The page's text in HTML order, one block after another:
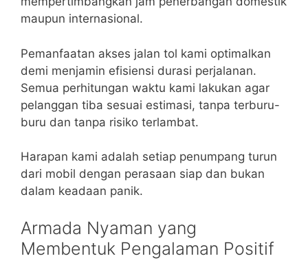
maupun internasional.
Pemanfaatan akses jalan tol kami optimalkan
demi menjamin efisiensi durasi perjalanan.
Semua perhitungan waktu kami lakukan agar
pelanggan tiba sesuai estimasi, tanpa terburu-
buru dan tanpa risiko terlambat.
Harapan kami adalah setiap penumpang turun
dari mobil dengan perasaan siap dan bukan
dalam keadaan panik.
Armada Nyaman yang
Membentuk Pengalaman Positif